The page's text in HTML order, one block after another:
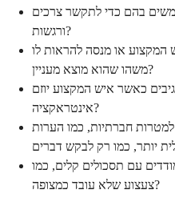
בהם כדי לתקשר צרכים
ורגשות?
או מנסה להראות לו
משהו שהוא מוצא מעניין?
כאשר איש המקצוע יוזם
אינטראקציה?
חברתיות, כמו הערות
עם תסכולים קלים, כמו
צעצוע שלא עובד כמצופה?